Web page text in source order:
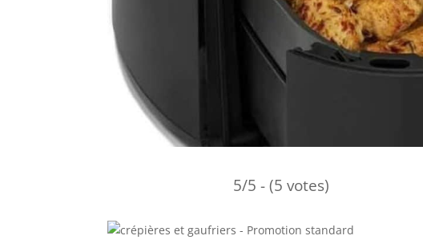
5/5 - (5 votes)